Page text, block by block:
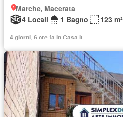
Marche, Macerata
4 Locali
1 Bagno 123 m²
4 giorni, 6 ore fa in Casa.it